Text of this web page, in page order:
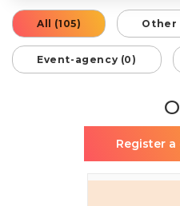
All (105) Other
Event-agency (0)
Register